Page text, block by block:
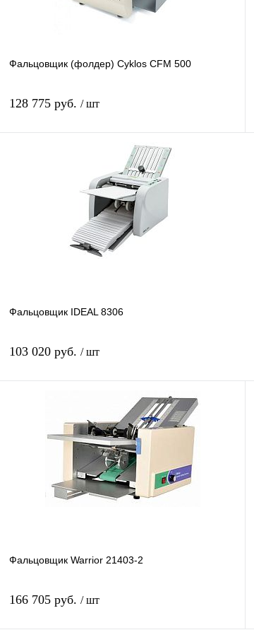
Фальцовщик (фолдер) Cyklos CFM 500
128 775 руб. / шт
В корзину
Сравнение
наличии
Фальцовщик IDEAL 8306
103 020 руб. / шт
Подписаться
Купить в 1 клик Сравнение
Недоступно
Фальцовщик Warrior 21403-2
166 705 руб. / шт